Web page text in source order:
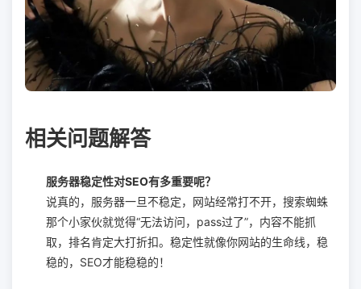
相关问题解答
服务器稳定性对SEO有多重要呢？
说真的，服务器一旦不稳定，网站经常打不开，搜索蜘蛛
那个小家伙就觉得“无法访问，pass过了”，内容不能抓
取，排名肯定大打折扣。稳定性就像你网站的生命线，稳
稳的，SEO才能稳稳的！